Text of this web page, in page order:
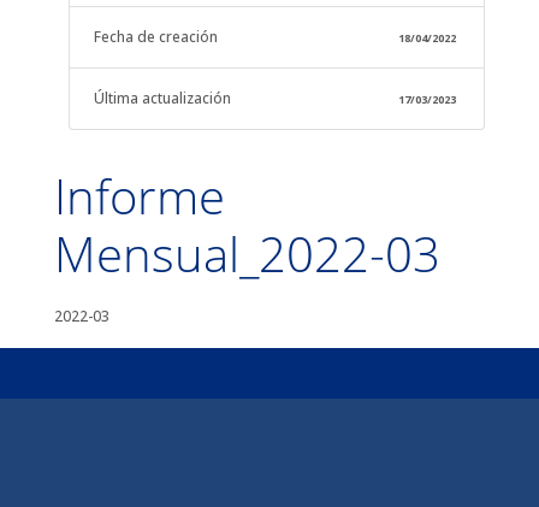
Fecha de creación 18/04/2022
Última actualización 17/03/2023
Informe
Mensual_2022-03
2022-03